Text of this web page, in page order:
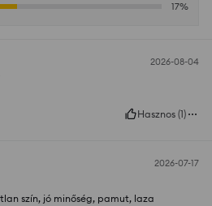
17%
2026-08-04
Hasznos (1)
2026-07-17
szín, jó minőség, pamut, laza